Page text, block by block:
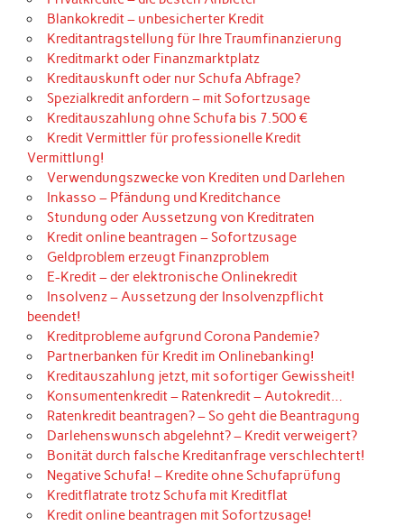
Blankokredit – unbesicherter Kredit
Kreditantragstellung für Ihre Traumfinanzierung
Kreditmarkt oder Finanzmarktplatz
Kreditauskunft oder nur Schufa Abfrage?
Spezialkredit anfordern – mit Sofortzusage
Kreditauszahlung ohne Schufa bis 7.500 €
Kredit Vermittler für professionelle Kredit
Vermittlung!
Verwendungszwecke von Krediten und Darlehen
Inkasso – Pfändung und Kreditchance
Stundung oder Aussetzung von Kreditraten
Kredit online beantragen – Sofortzusage
Geldproblem erzeugt Finanzproblem
E-Kredit – der elektronische Onlinekredit
Insolvenz – Aussetzung der Insolvenzpflicht
beendet!
Kreditprobleme aufgrund Corona Pandemie?
Partnerbanken für Kredit im Onlinebanking!
Kreditauszahlung jetzt, mit sofortiger Gewissheit!
Konsumentenkredit – Ratenkredit – Autokredit…
Ratenkredit beantragen? – So geht die Beantragung
Darlehenswunsch abgelehnt? – Kredit verweigert?
Bonität durch falsche Kreditanfrage verschlechtert!
Negative Schufa! – Kredite ohne Schufaprüfung
Kreditflatrate trotz Schufa mit Kreditflat
Kredit online beantragen mit Sofortzusage!